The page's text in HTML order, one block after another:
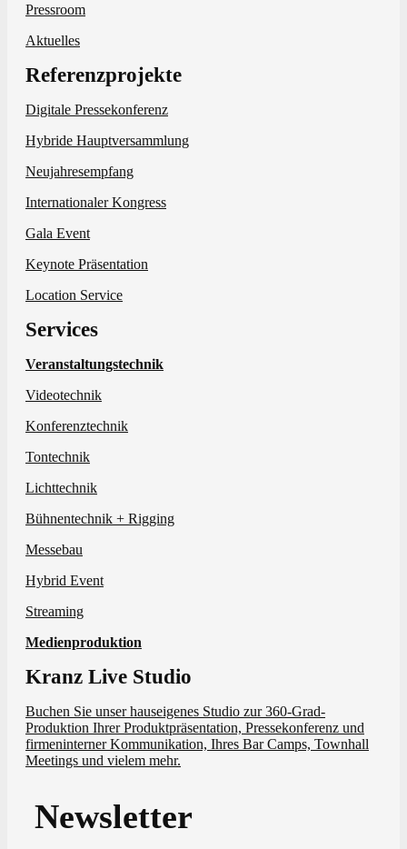
Pressroom
Aktuelles
Referenzprojekte
Digitale Pressekonferenz
Hybride Hauptversammlung
Neujahresempfang
Internationaler Kongress
Gala Event
Keynote Präsentation
Location Service
Services
Veranstaltungstechnik
Videotechnik
Konferenztechnik
Tontechnik
Lichttechnik
Bühnentechnik + Rigging
Messebau
Hybrid Event
Streaming
Medienproduktion
Kranz Live Studio
Buchen Sie unser hauseigenes Studio zur 360-Grad-
Produktion Ihrer Produktpräsentation, Pressekonferenz und
firmeninterner Kommunikation, Ihres Bar Camps, Townhall
Meetings und vielem mehr.
Newsletter